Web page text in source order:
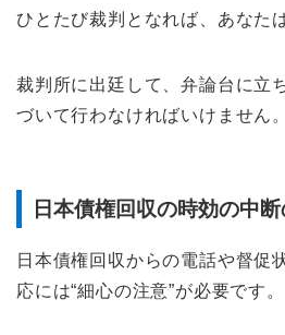
ひとたび裁判となれば、あなた
裁判所に出廷して、弁論台に立
づいて行わなければいけません。
日本債権回収の時効の中断
日本債権回収からの電話や督促
応には“細心の注意”が必要です。